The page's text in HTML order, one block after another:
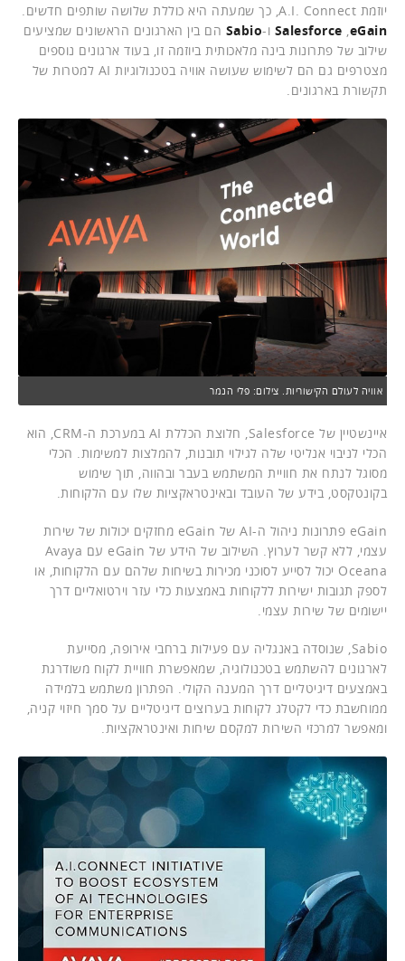
יוזמת A.I. Connect, כך שמעתה היא כוללת שלושה שותפים חדשים.
Salesforce eGain ו-Sabio הם בין הארגונים הראשונים שמציעים
שילוב של פתרונות בינה מלאכותית ביוזמה זו, בעוד ארגונים נוספים
מצטרפים גם הם לשימוש שעושה אוויה בטכנולוגיות AI למטרות של
תקשורת בארגונים.
אוויה לעולם הקישוריות. צילום: פלי הנמר
איינשטיין של Salesforce, חלוצת הכללת AI במערכת ה-CRM, הוא
הכלי לניבוי אנליטי שלה לגילוי תובנות, להמלצות למשימות. הכלי
מסוגל לנתח את חוויית המשתמש בעבר ובהווה, תוך שימוש
בקונטקסט, בידע של העובד ובאינטראקציות שלו עם הלקוחות.
eGain פתרונות ניהול ה-AI של eGain מחזקים יכולות של שירות
עצמי, ללא קשר לערוץ. השילוב של הידע של eGain עם Avaya
Oceana יכול לסייע לסוכני מכירות בשיחות שלהם עם הלקוחות, או
לספק תגובות ישירות ללקוחות באמצעות כלי עזר וירטואליים דרך
יישומים של שירות עצמי.
Sabio, שנוסדה באנגליה עם פעילות ברחבי אירופה, מסייעת
לארגונים להשתמש בטכנולוגיה, שמאפשרת חוויית לקוח משודרגת
באמצעים דיגיטליים דרך המענה הקולי. הפתרון משתמש בלמידה
ממוחשבת כדי לקטלג לקוחות בערוצים דיגיטליים על סמך חיזוי קניה,
ומאפשר למרכזי השירות למקסם שיחות ואינטראקציות.